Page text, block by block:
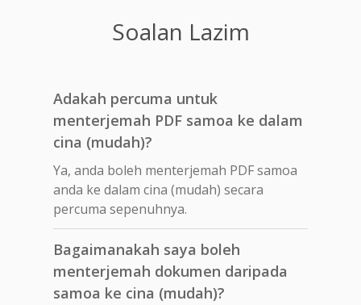
Soalan Lazim
Adakah percuma untuk
menterjemah PDF samoa ke dalam
cina (mudah)?
Ya, anda boleh menterjemah PDF samoa
anda ke dalam cina (mudah) secara
percuma sepenuhnya.
Bagaimanakah saya boleh
menterjemah dokumen daripada
samoa ke cina (mudah)?